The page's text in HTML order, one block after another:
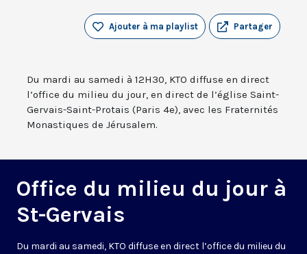
Partager
Ajouter à ma playlist
Du mardi au samedi à 12H30, KTO diffuse en direct
l’office du milieu du jour, en direct de l’église Saint-
Gervais-Saint-Protais (Paris 4e), avec les Fraternités
Monastiques de Jérusalem.
Office du milieu du jour à
St-Gervais
Du mardi au samedi, KTO diffuse en direct l’office du milieu du